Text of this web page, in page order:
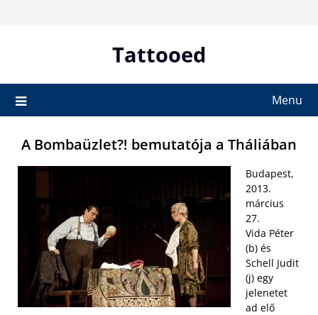
Tattooed
Menu
A Bombaüzlet?! bemutatója a Tháliában
Budapest,
2013.
március
27.
Vida Péter
(b) és
Schell Judit
(j) egy
jelenetet
ad elő